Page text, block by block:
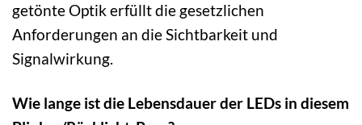
getönte Optik erfüllt die gesetzlichen
Anforderungen an die Sichtbarkeit und
Signalwirkung.
Wie lange ist die Lebensdauer der LEDs in diesem